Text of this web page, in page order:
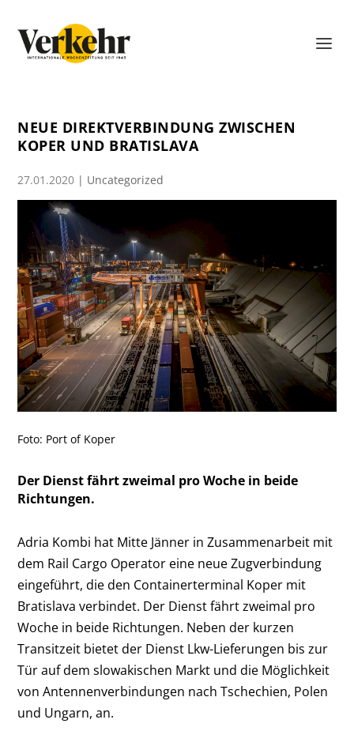
NEUE DIREKTVERBINDUNG ZWISCHEN
KOPER UND BRATISLAVA
27.01.2020 | Uncategorized
Foto: Port of Koper
Der Dienst fährt zweimal pro Woche in beide
Richtungen.
Adria Kombi hat Mitte Jänner in Zusammenarbeit mit
dem Rail Cargo Operator eine neue Zugverbindung
eingeführt, die den Containerterminal Koper mit
Bratislava verbindet. Der Dienst fährt zweimal pro
Woche in beide Richtungen. Neben der kurzen
Transitzeit bietet der Dienst Lkw-Lieferungen bis zur
Tür auf dem slowakischen Markt und die Möglichkeit
von Antennenverbindungen nach Tschechien, Polen
und Ungarn, an.